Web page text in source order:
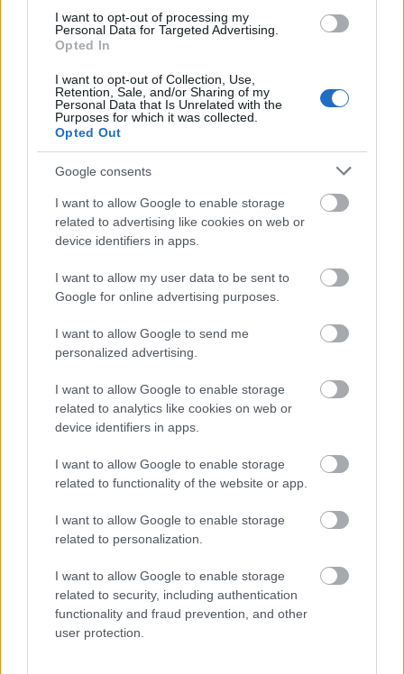
I want to opt-out of processing my
Personal Data for Targeted Advertising.
Opted In
I want to opt-out of Collection, Use,
Retention, Sale, and/or Sharing of my
Personal Data that Is Unrelated with the
Purposes for which it was collected.
Opted Out
Google consents
I want to allow Google to enable storage
related to advertising like cookies on web or
device identifiers in apps.
I want to allow my user data to be sent to
Google for online advertising purposes.
I want to allow Google to send me
personalized advertising.
I want to allow Google to enable storage
related to analytics like cookies on web or
device identifiers in apps.
I want to allow Google to enable storage
related to functionality of the website or app.
I want to allow Google to enable storage
related to personalization.
I want to allow Google to enable storage
related to security, including authentication
functionality and fraud prevention, and other
user protection.
sanghaji konyha visszafogottnak, ügyetlennek tűnt.
Ettem persze jókat Kínában is. A száznapos tojás
agyagba és rizsszalma-hamu-keverékbe burkolnak,
majd száz napig hűvös, száraz helyen tárolnak. Az
zselésített kóla, míg tojás sárgája bezöldül.
Volt persze még számtalan olyan fogás, ami ízlett,
szerettem a rákokat, bizonyos erősebb
marhahúsokat, jópofa volt a medúza, és főleg az a
tésztából készült batyuba csomagolt hús, amit egy
speciális, kiharapós, kiívós, majd felfalós technikával
kell elfogyasztani. Wang elementáris erejét azonban